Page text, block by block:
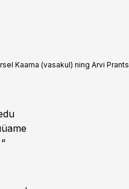
Kaarna (vasakul) ning Arvi Prants